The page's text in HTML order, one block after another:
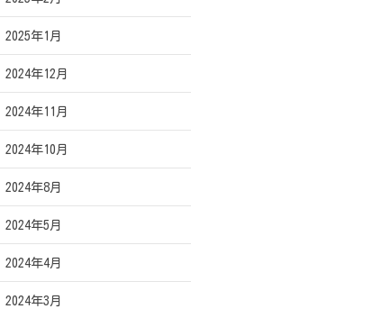
2025年1月
2024年12月
2024年11月
2024年10月
2024年8月
2024年5月
2024年4月
2024年3月